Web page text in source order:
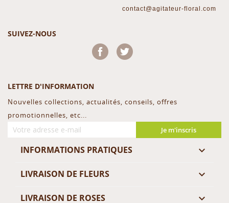
contact@agitateur-floral.com
SUIVEZ-NOUS
Facebook
LETTRE D'INFORMATION
Nouvelles collections, actualités, conseils, offres
promotionnelles, etc...
Je m'inscris
INFORMATIONS PRATIQUES 
LIVRAISON DE FLEURS 
LIVRAISON DE ROSES 